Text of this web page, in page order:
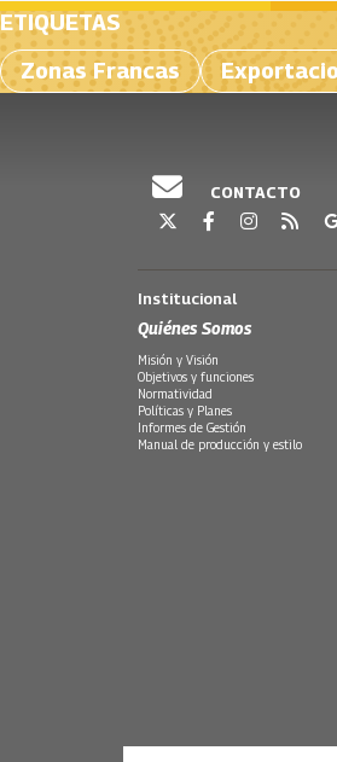
ETIQUETAS
Zonas Francas
CONTACTO
Institucional
Quiénes Somos
Misión y Visión
Objetivos y funciones
Normatividad
Políticas y Planes
Informes de Gestión
Manual de producción y estilo